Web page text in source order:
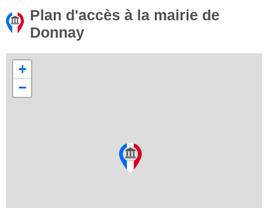
Plan d'accès à la mairie de
Donnay
+
−